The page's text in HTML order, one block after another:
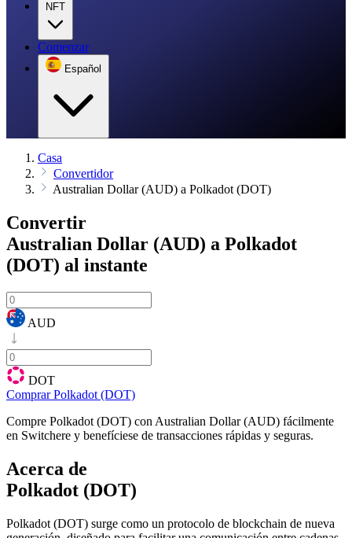
NFT
Comenzar
Español
Casa
Convertidor
Australian Dollar (AUD) a Polkadot (DOT)
Convertir
Australian Dollar (AUD) a Polkadot
(DOT) al instante
AUD
DOT
Comprar Polkadot (DOT)
Compre Polkadot (DOT) con Australian Dollar (AUD) fácilmente
en Switchere y benefíciese de transacciones rápidas y seguras.
Acerca de
Polkadot (DOT)
Polkadot (DOT) surge como un protocolo de blockchain de nueva